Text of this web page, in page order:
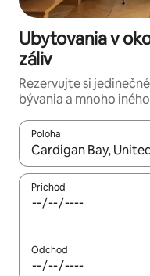
Ubytovania v
záliv
Rezervujte si
bývania a mnoho
Poloha
Keď budú výsledky k
Príchod
Odchod